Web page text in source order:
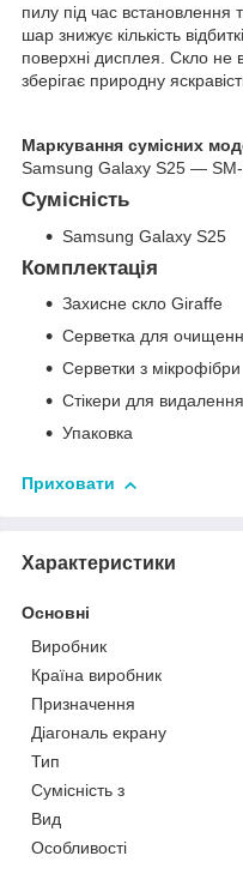
пилу під час
шар знижує кількість
поверхні дисплея. Скло не
зберігає природну
Маркування сумісних
Samsung Galaxy S25 — SM-
Сумісність
Samsung Galaxy S25
Комплектація
Захисне скло Giraffe
Серветка для
Серветки з мікрофібри
Стікери для
Упаковка
Приховати
Характеристики
Основні
Виробник
Країна виробник
Призначення
Діагональ екрану
Тип
Сумісність з
Вид
Особливості